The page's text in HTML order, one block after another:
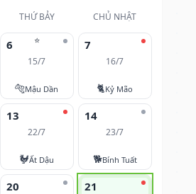
THỨ BẢY CHỦ NHẬT
⭐
6
15/7
🐅Mậu Dần
7
16/7
🐈Kỷ Mão
13
22/7
🐓Ất Dậu
14
23/7
🐕Bính Tuất
20 21